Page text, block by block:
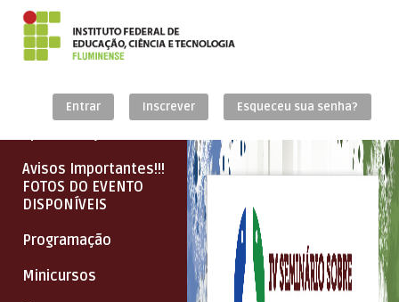
Entrar Inscrever Esqueceu sua senha?
Home
Avisos Importantes!!!
FOTOS DO EVENTO
DISPONÍVEIS
Programação
Minicursos